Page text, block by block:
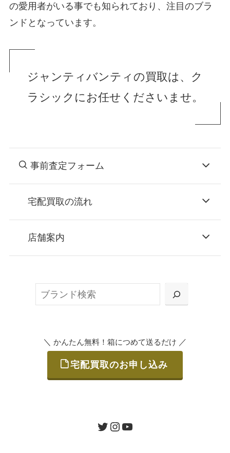
の愛用者がいる事でも知られており、注目のブラ
ンドとなっています。
ジャンティバンティの買取は、ク
ラシックにお任せくださいませ。
事前査定フォーム
宅配買取の流れ
お申込み
または梱包材不要の「集荷申込」からお選び
ご発送
店舗案内
＼ かんたん無料！箱につめて送るだけ ／
宅配買取のお申し込み
ツイッターインスタグラムユーチューブ